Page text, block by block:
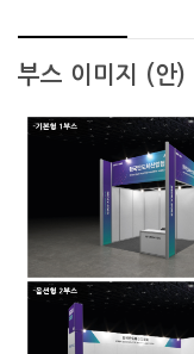
부스 이미지 (안)